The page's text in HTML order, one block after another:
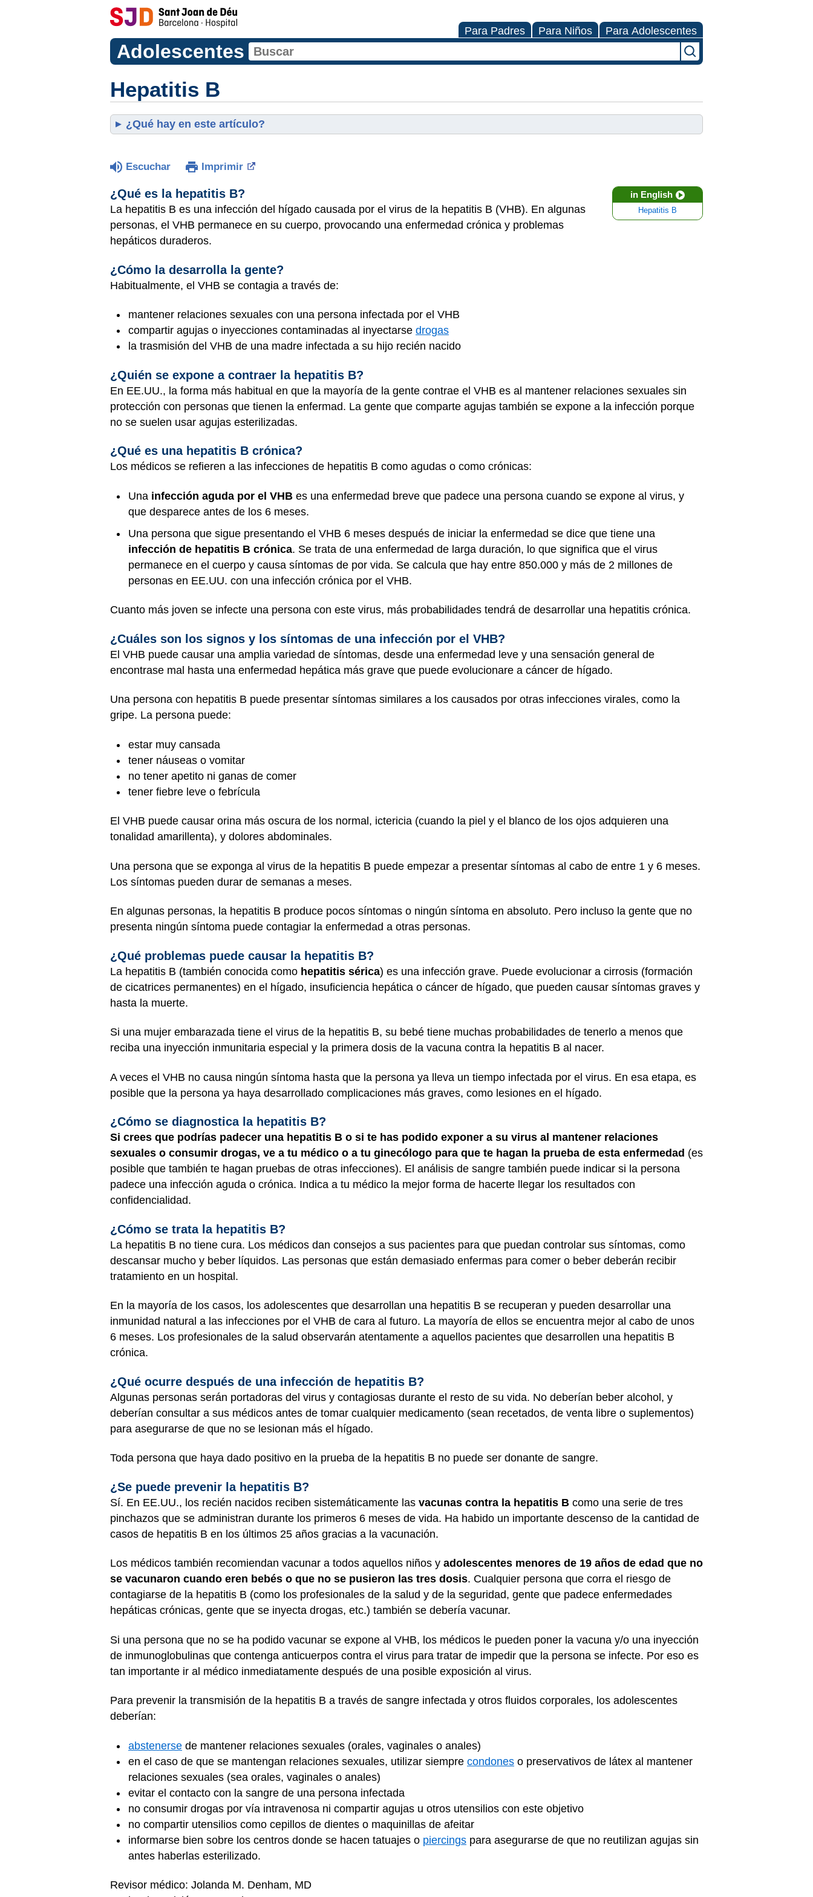
Para Padres Para Niños Para Adolescentes
Adolescentes
Hepatitis B
¿Qué hay en este artículo?
Escuchar Imprimir
in English
Hepatitis B
¿Qué es la hepatitis B?
La hepatitis B es una infección del hígado causada por el virus de la hepatitis B (VHB). En algunas
personas, el VHB permanece en su cuerpo, provocando una enfermedad crónica y problemas
hepáticos duraderos.
¿Cómo la desarrolla la gente?
Habitualmente, el VHB se contagia a través de:
mantener relaciones sexuales con una persona infectada por el VHB
compartir agujas o inyecciones contaminadas al inyectarse drogas
la trasmisión del VHB de una madre infectada a su hijo recién nacido
¿Quién se expone a contraer la hepatitis B?
En EE.UU., la forma más habitual en que la mayoría de la gente contrae el VHB es al mantener relaciones sexuales sin
protección con personas que tienen la enfermad. La gente que comparte agujas también se expone a la infección porque
no se suelen usar agujas esterilizadas.
¿Qué es una hepatitis B crónica?
Los médicos se refieren a las infecciones de hepatitis B como agudas o como crónicas:
Una infección aguda por el VHB es una enfermedad breve que padece una persona cuando se expone al virus, y
que desparece antes de los 6 meses.
Una persona que sigue presentando el VHB 6 meses después de iniciar la enfermedad se dice que tiene una
infección de hepatitis B crónica. Se trata de una enfermedad de larga duración, lo que significa que el virus
permanece en el cuerpo y causa síntomas de por vida. Se calcula que hay entre 850.000 y más de 2 millones de
personas en EE.UU. con una infección crónica por el VHB.
Cuanto más joven se infecte una persona con este virus, más probabilidades tendrá de desarrollar una hepatitis crónica.
¿Cuáles son los signos y los síntomas de una infección por el VHB?
El VHB puede causar una amplia variedad de síntomas, desde una enfermedad leve y una sensación general de
encontrase mal hasta una enfermedad hepática más grave que puede evolucionare a cáncer de hígado.
Una persona con hepatitis B puede presentar síntomas similares a los causados por otras infecciones virales, como la
gripe. La persona puede:
estar muy cansada
tener náuseas o vomitar
no tener apetito ni ganas de comer
tener fiebre leve o febrícula
El VHB puede causar orina más oscura de los normal, ictericia (cuando la piel y el blanco de los ojos adquieren una
tonalidad amarillenta), y dolores abdominales.
Una persona que se exponga al virus de la hepatitis B puede empezar a presentar síntomas al cabo de entre 1 y 6 meses.
Los síntomas pueden durar de semanas a meses.
En algunas personas, la hepatitis B produce pocos síntomas o ningún síntoma en absoluto. Pero incluso la gente que no
presenta ningún síntoma puede contagiar la enfermedad a otras personas.
¿Qué problemas puede causar la hepatitis B?
La hepatitis B (también conocida como hepatitis sérica) es una infección grave. Puede evolucionar a cirrosis (formación
de cicatrices permanentes) en el hígado, insuficiencia hepática o cáncer de hígado, que pueden causar síntomas graves y
hasta la muerte.
Si una mujer embarazada tiene el virus de la hepatitis B, su bebé tiene muchas probabilidades de tenerlo a menos que
reciba una inyección inmunitaria especial y la primera dosis de la vacuna contra la hepatitis B al nacer.
A veces el VHB no causa ningún síntoma hasta que la persona ya lleva un tiempo infectada por el virus. En esa etapa, es
posible que la persona ya haya desarrollado complicaciones más graves, como lesiones en el hígado.
¿Cómo se diagnostica la hepatitis B?
Si crees que podrías padecer una hepatitis B o si te has podido exponer a su virus al mantener relaciones
sexuales o consumir drogas, ve a tu médico o a tu ginecólogo para que te hagan la prueba de esta enfermedad (es
posible que también te hagan pruebas de otras infecciones). El análisis de sangre también puede indicar si la persona
padece una infección aguda o crónica. Indica a tu médico la mejor forma de hacerte llegar los resultados con
confidencialidad.
¿Cómo se trata la hepatitis B?
La hepatitis B no tiene cura. Los médicos dan consejos a sus pacientes para que puedan controlar sus síntomas, como
descansar mucho y beber líquidos. Las personas que están demasiado enfermas para comer o beber deberán recibir
tratamiento en un hospital.
En la mayoría de los casos, los adolescentes que desarrollan una hepatitis B se recuperan y pueden desarrollar una
inmunidad natural a las infecciones por el VHB de cara al futuro. La mayoría de ellos se encuentra mejor al cabo de unos
6 meses. Los profesionales de la salud observarán atentamente a aquellos pacientes que desarrollen una hepatitis B
crónica.
¿Qué ocurre después de una infección de hepatitis B?
Algunas personas serán portadoras del virus y contagiosas durante el resto de su vida. No deberían beber alcohol, y
deberían consultar a sus médicos antes de tomar cualquier medicamento (sean recetados, de venta libre o suplementos)
para asegurarse de que no se lesionan más el hígado.
Toda persona que haya dado positivo en la prueba de la hepatitis B no puede ser donante de sangre.
¿Se puede prevenir la hepatitis B?
Sí. En EE.UU., los recién nacidos reciben sistemáticamente las vacunas contra la hepatitis B como una serie de tres
pinchazos que se administran durante los primeros 6 meses de vida. Ha habido un importante descenso de la cantidad de
casos de hepatitis B en los últimos 25 años gracias a la vacunación.
Los médicos también recomiendan vacunar a todos aquellos niños y adolescentes menores de 19 años de edad que no
se vacunaron cuando eren bebés o que no se pusieron las tres dosis. Cualquier persona que corra el riesgo de
contagiarse de la hepatitis B (como los profesionales de la salud y de la seguridad, gente que padece enfermedades
hepáticas crónicas, gente que se inyecta drogas, etc.) también se debería vacunar.
Si una persona que no se ha podido vacunar se expone al VHB, los médicos le pueden poner la vacuna y/o una inyección
de inmunoglobulinas que contenga anticuerpos contra el virus para tratar de impedir que la persona se infecte. Por eso es
tan importante ir al médico inmediatamente después de una posible exposición al virus.
Para prevenir la transmisión de la hepatitis B a través de sangre infectada y otros fluidos corporales, los adolescentes
deberían:
abstenerse de mantener relaciones sexuales (orales, vaginales o anales)
en el caso de que se mantengan relaciones sexuales, utilizar siempre condones o preservativos de látex al mantener
relaciones sexuales (sea orales, vaginales o anales)
evitar el contacto con la sangre de una persona infectada
no consumir drogas por vía intravenosa ni compartir agujas u otros utensilios con este objetivo
no compartir utensilios como cepillos de dientes o maquinillas de afeitar
informarse bien sobre los centros donde se hacen tatuajes o piercings para asegurarse de que no reutilizan agujas sin
antes haberlas esterilizado.
Revisor médico: Jolanda M. Denham, MD